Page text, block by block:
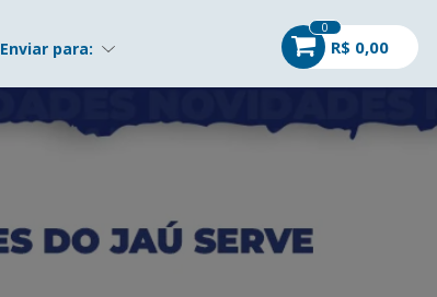
Enviar para:
0
R$ 0,00